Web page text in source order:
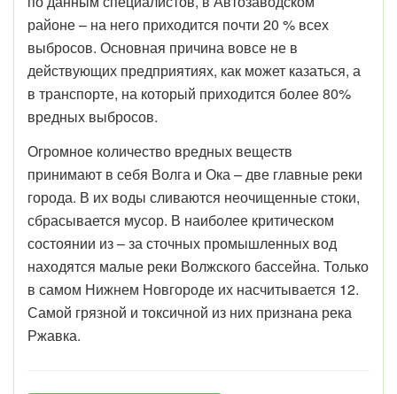
районе – на него приходится почти 20 % всех
выбросов. Основная причина вовсе не в
действующих предприятиях, как может казаться, а
в транспорте, на который приходится более 80%
вредных выбросов.
Огромное количество вредных веществ
принимают в себя Волга и Ока – две главные реки
города. В их воды сливаются неочищенные стоки,
сбрасывается мусор. В наиболее критическом
состоянии из – за сточных промышленных вод
находятся малые реки Волжского бассейна. Только
в самом Нижнем Новгороде их насчитывается 12.
Самой грязной и токсичной из них признана река
Ржавка.